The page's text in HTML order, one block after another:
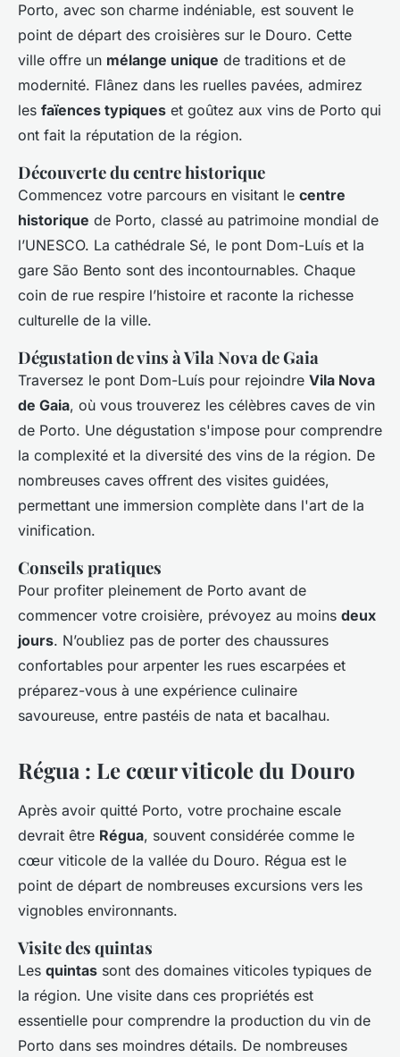
Porto, avec son charme indéniable, est souvent le
point de départ des croisières sur le Douro. Cette
ville offre un mélange unique de traditions et de
modernité. Flânez dans les ruelles pavées, admirez
les faïences typiques et goûtez aux vins de Porto qui
ont fait la réputation de la région.
Découverte du centre historique
Commencez votre parcours en visitant le centre
historique de Porto, classé au patrimoine mondial de
l’UNESCO. La cathédrale Sé, le pont Dom-Luís et la
gare São Bento sont des incontournables. Chaque
coin de rue respire l’histoire et raconte la richesse
culturelle de la ville.
Dégustation de vins à Vila Nova de Gaia
Traversez le pont Dom-Luís pour rejoindre Vila Nova
de Gaia, où vous trouverez les célèbres caves de vin
de Porto. Une dégustation s'impose pour comprendre
la complexité et la diversité des vins de la région. De
nombreuses caves offrent des visites guidées,
permettant une immersion complète dans l'art de la
vinification.
Conseils pratiques
Pour profiter pleinement de Porto avant de
commencer votre croisière, prévoyez au moins deux
jours. N’oubliez pas de porter des chaussures
confortables pour arpenter les rues escarpées et
préparez-vous à une expérience culinaire
savoureuse, entre pastéis de nata et bacalhau.
Régua : Le cœur viticole du Douro
Après avoir quitté Porto, votre prochaine escale
devrait être Régua, souvent considérée comme le
cœur viticole de la vallée du Douro. Régua est le
point de départ de nombreuses excursions vers les
vignobles environnants.
Visite des quintas
Les quintas sont des domaines viticoles typiques de
la région. Une visite dans ces propriétés est
essentielle pour comprendre la production du vin de
Porto dans ses moindres détails. De nombreuses